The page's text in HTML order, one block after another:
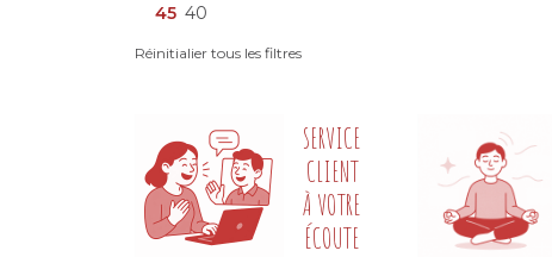
45 40
Réinitialier tous les filtres
SERVICE
CLIENT
À VOTRE
ÉCOUTE